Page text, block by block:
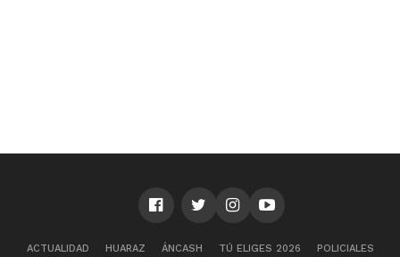
ACTUALIDAD HUARAZ ÁNCASH TÚ ELIGES 2026 POLICIALES